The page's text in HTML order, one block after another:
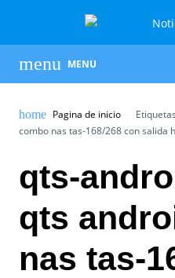
MENU
Pagina de inicio
combo nas tas-168/268 con salida
qts-
qts
nas tas-